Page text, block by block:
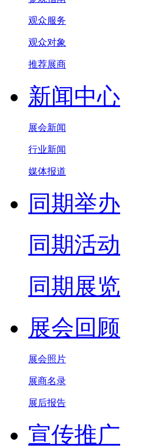
观众服务
观众对象
推荐展商
新闻中心
展会新闻
行业新闻
媒体报道
同期举办
同期活动
同期展览
展会回顾
展会照片
展商名录
展后报告
宣传推广